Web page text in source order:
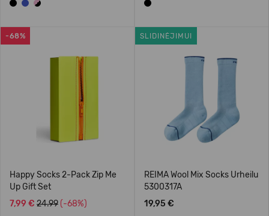
-68%
Happy Socks 2-Pack Zip Me
Up Gift Set
7,99 € 24.99 (-68%)
SLIDINĖJIMUI
REIMA Wool Mix Socks Urheilu
5300317A
19,95 €